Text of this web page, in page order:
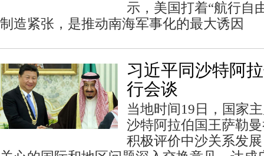
示，美国打着“航行自
制造紧张，是推动南海军事化的最大诱因
习近平同沙特阿
行会谈
当地时间19日，国家
沙特阿拉伯国王萨勒
积极评价中沙关系发